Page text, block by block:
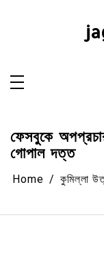
ফেসবুকে
গোপাল দত্ত
Home কুমিল্লা